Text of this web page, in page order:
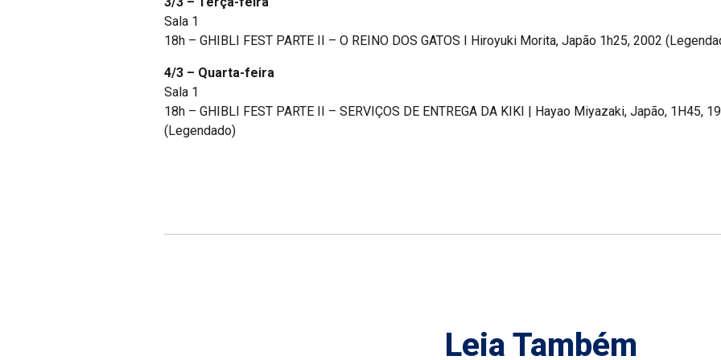
Sala 1
18h – GHIBLI FEST PARTE II – O REINO DOS GATOS I Hiroyuki Morita, Japão 1h25, 2002
4/3 – Quarta-feira
Sala 1
18h – GHIBLI FEST PARTE II – SERVIÇOS DE ENTREGA DA KIKI | Hayao Miyazaki, Japão, 1H45,
(Legendado)
Leia Também